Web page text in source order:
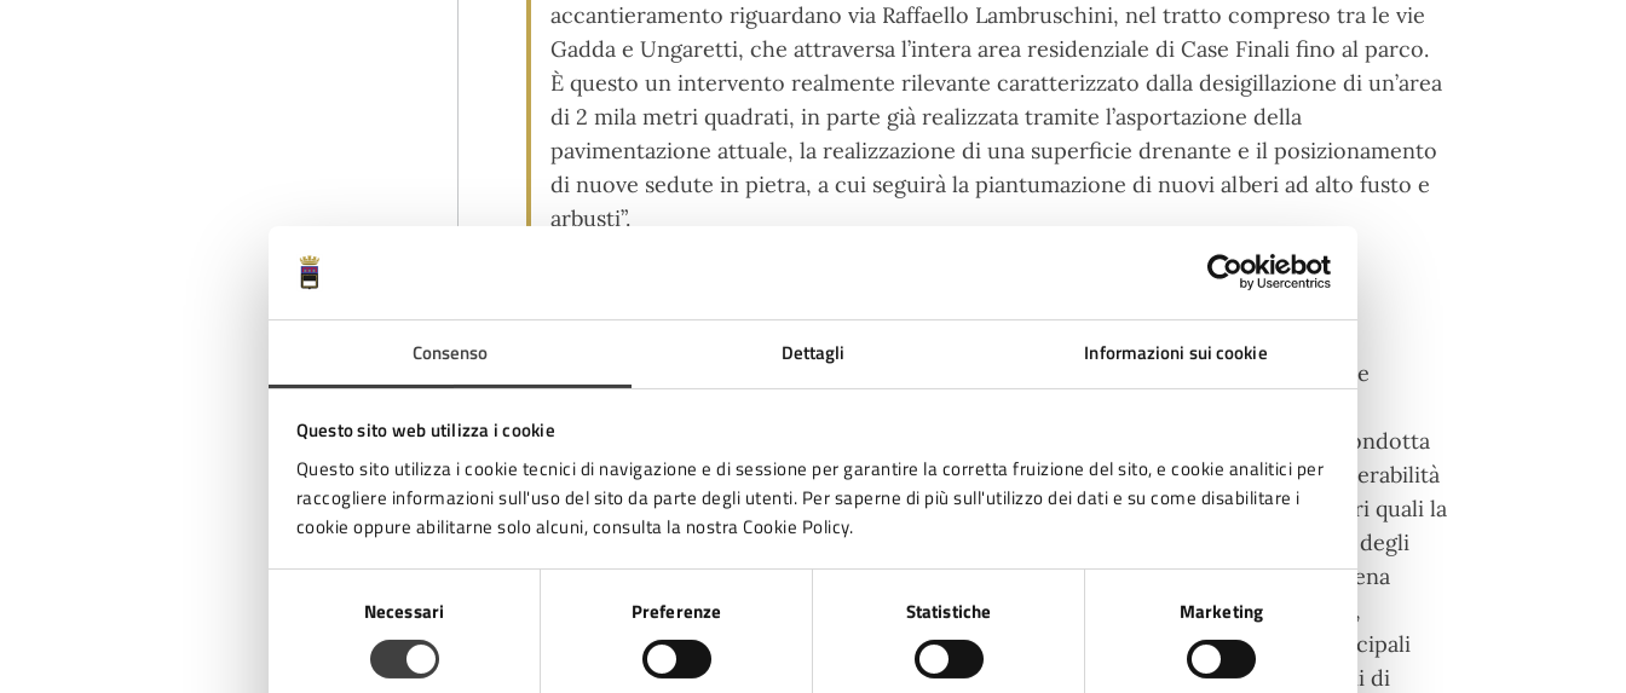
Consenso Dettagli Informazioni sui cookie
Questo sito web utilizza i cookie
Questo sito utilizza i cookie tecnici di navigazione e di sessione per garantire la corretta fruizione del sito, e cookie analitici per
raccogliere informazioni sull'uso del sito da parte degli utenti. Per saperne di più sull'utilizzo dei dati e su come disabilitare i
cookie oppure abilitarne solo alcuni, consulta la nostra Cookie Policy.
Necessari Preferenze Statistiche Marketing
accantieramento riguardano via Raffaello Lambruschini, nel tratto compreso tra le vie
Gadda e Ungaretti, che attraversa l’intera area residenziale di Case Finali fino al parco.
È questo un intervento realmente rilevante caratterizzato dalla desigillazione di un’area
di 2 mila metri quadrati, in parte già realizzata tramite l’asportazione della
pavimentazione attuale, la realizzazione di una superficie drenante e il posizionamento
di nuove sedute in pietra, a cui seguirà la piantumazione di nuovi alberi ad alto fusto e
arbusti”.
“L’obiettivo di questo lavoro – commenta l’Assessore alla Sostenibilità ambientale
attraverso un lavoro efficiente, agli effetti dei cambiamenti climatici. L’analisi condotta
nell’ambito del progettoINTERREG Adriadaptha evidenziato una notevole vulnerabilità
di questa area urbana riguardante gli eventi climatici estremi in base a parametri quali la
temperatura superficiale, la vegetazione, la densità del territorio urbanizzato e degli
edifici. Il Piano di Azione per l’Energia Sostenibile e il Clima del Comune di Cesena
mette in evidenza i rischi generati dai cambiamenti climatici, come ad esempio,
fenomeni di ondate di calore ed eventi di precipitazione intense, e ha tra i principali
obiettivi quello di individuare soluzioni concrete da sviluppare attraverso azioni di